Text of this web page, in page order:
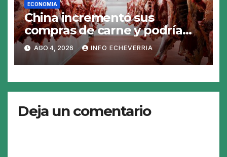
ECONOMIA
China incrementó sus
compras de carne y podría
abrirse una oportunidad para
la Argentina
AGO 4, 2026 INFO ECHEVERRIA
Deja un comentario